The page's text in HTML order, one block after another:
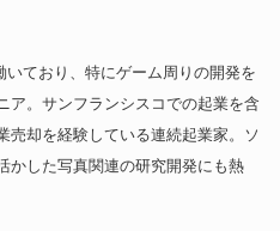
ており、特にゲーム周りの開発を
ア。サンフランシスコでの起業を含
売却を経験している連続起業家。ソ
かした写真関連の研究開発にも熱